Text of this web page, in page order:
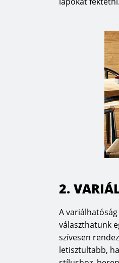
HARO és
“Az
mi
minden
úttörő új
kellemes
ökológiai
javítását
különösen
idősödő
lehetővé.”
2.
A
választhatunk
szívesen
letisztultabb,